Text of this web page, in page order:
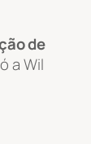
de
a Wil